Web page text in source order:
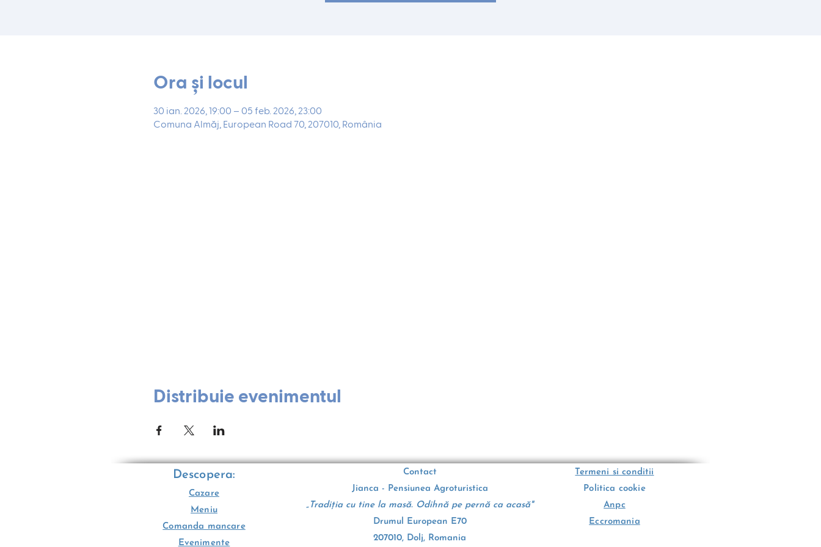
Ora și locul
30 ian. 2026, 19:00 – 05 feb. 2026, 23:00
Comuna Almăj, European Road 70, 207010, România
Distribuie evenimentul
Descopera:
Cazare
Meniu
Comanda mancare
Evenimente
Contact
Jianca - Pensiunea Agroturistica
„Tradiția cu tine la masă. Odihnă pe pernă ca acasă"
Drumul European E70
207010, Dolj, Romania
Termeni si conditii
Politica cookie
Anpc
Eccromania